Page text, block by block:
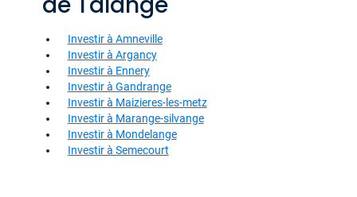
Investir à Amneville
Investir à Argancy
Investir à Ennery
Investir à Gandrange
Investir à Maizieres-les-metz
Investir à Marange-silvange
Investir à Mondelange
Investir à Semecourt